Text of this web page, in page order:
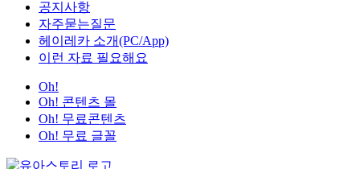
공지사항
자주묻는질문
헤이레카 소개(PC/App)
이런 자료 필요해요
Oh!
Oh! 콘텐츠 몰
Oh! 무료콘텐츠
Oh! 무료 글꼴